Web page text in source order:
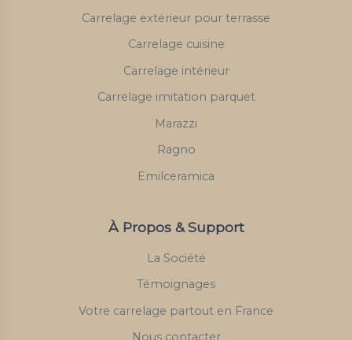
Carrelage extérieur pour terrasse
Carrelage cuisine
Carrelage intérieur
Carrelage imitation parquet
Marazzi
Ragno
Emilceramica
À Propos & Support
La Société
Témoignages
Votre carrelage partout en France